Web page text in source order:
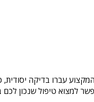
עברו בדיקה
למצוא טיפול שנכון